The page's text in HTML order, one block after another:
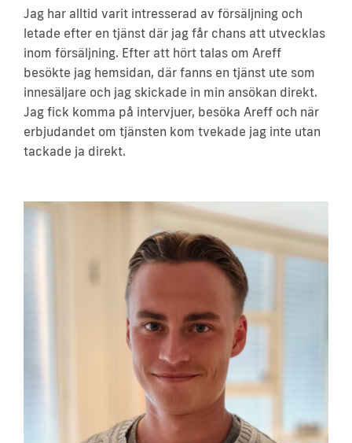
Jag har alltid varit intresserad av försäljning och
letade efter en tjänst där jag får chans att utvecklas
inom försäljning. Efter att hört talas om Areff
besökte jag hemsidan, där fanns en tjänst ute som
innesäljare och jag skickade in min ansökan direkt.
Jag fick komma på intervjuer, besöka Areff och när
erbjudandet om tjänsten kom tvekade jag inte utan
tackade ja direkt.